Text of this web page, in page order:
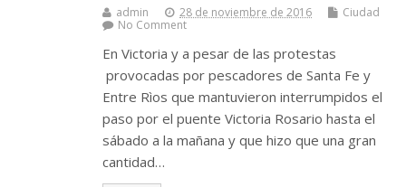
admin 28 de noviembre de 2016
Ciudad
No Comment
En Victoria y a pesar de las protestas
provocadas por pescadores de Santa Fe y
Entre Rìos que mantuvieron interrumpidos el
paso por el puente Victoria Rosario hasta el
sábado a la mañana y que hizo que una gran
cantidad…